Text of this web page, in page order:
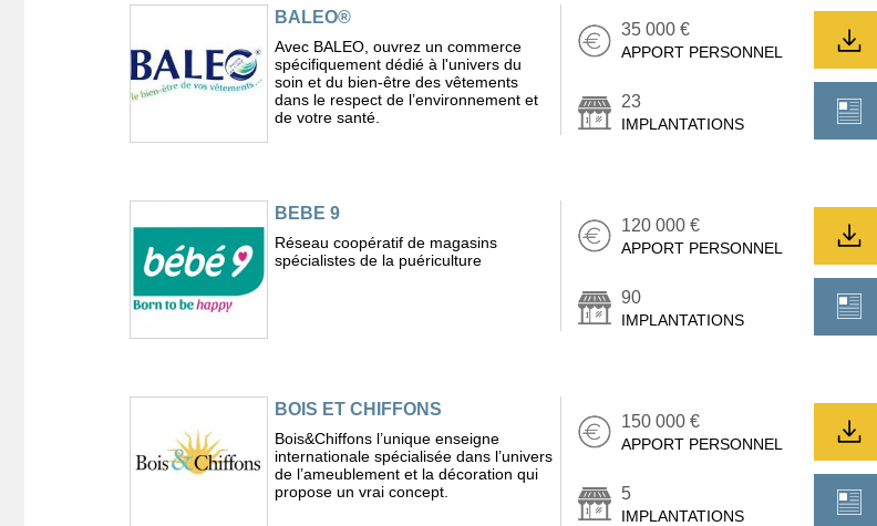
BALEO®
Avec BALEO, ouvrez un commerce
spécifiquement dédié à l'univers du
soin et du bien-être des vêtements
dans le respect de l’environnement et
de votre santé.
35 000 €
APPORT PERSONNEL
23
IMPLANTATIONS
BEBE 9
Réseau coopératif de magasins
spécialistes de la puériculture
120 000 €
APPORT PERSONNEL
90
IMPLANTATIONS
BOIS ET CHIFFONS
Bois&Chiffons l’unique enseigne
internationale spécialisée dans l’univers
de l’ameublement et la décoration qui
propose un vrai concept.
150 000 €
APPORT PERSONNEL
5
IMPLANTATIONS